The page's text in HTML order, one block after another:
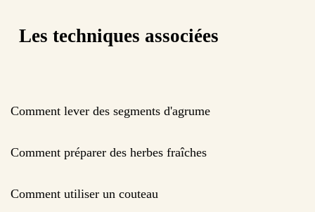
Les techniques associées
Comment lever des segments d'agrume
Comment préparer des herbes fraîches
Comment utiliser un couteau